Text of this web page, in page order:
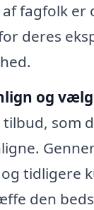
fagfolk er
deres
og vælg
som
tidligere
den